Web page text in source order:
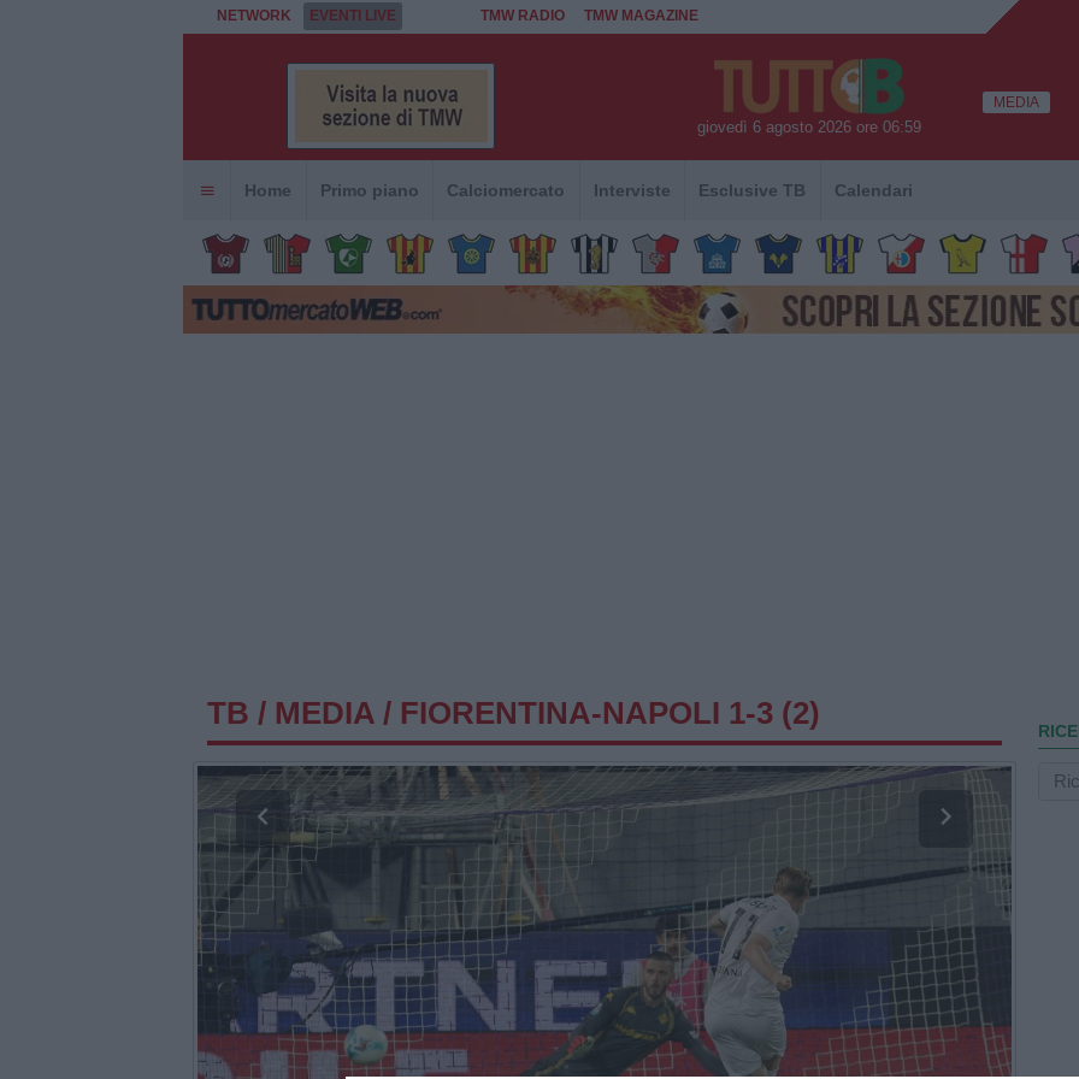
NETWORK EVENTI LIVE TMW RADIO TMW MAGAZINE
giovedì 6 agosto 2026 ore 06:59
MEDIA
Home Primo piano Calciomercato Interviste Esclusive TB Calendari
TB / MEDIA / FIORENTINA-NAPOLI 1-3 (2)